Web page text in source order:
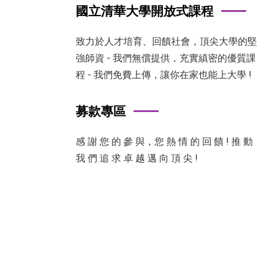
國立清華大學開放式課程
致力於人才培育、回饋社會，頂尖大學的堅
強師資 - 我們無償提供，充實縝密的優質課
程 - 我們免費上傳，讓你在家也能上大學 !
募款專區
感 謝 您 的 參 與，您 熱 情 的 回 饋 ! 推 動
我 們 追 求 卓 越 邁 向 頂 尖 !